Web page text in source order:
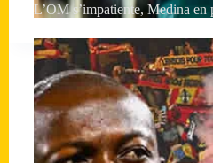
L’OM s’impatiente, Medina en